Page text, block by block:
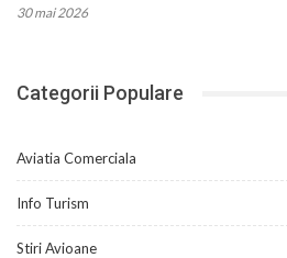
30 mai 2026
Categorii Populare
Aviatia Comerciala
Info Turism
Stiri Avioane